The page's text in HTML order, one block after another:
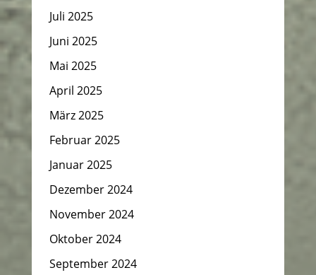
Juli 2025
Juni 2025
Mai 2025
April 2025
März 2025
Februar 2025
Januar 2025
Dezember 2024
November 2024
Oktober 2024
September 2024